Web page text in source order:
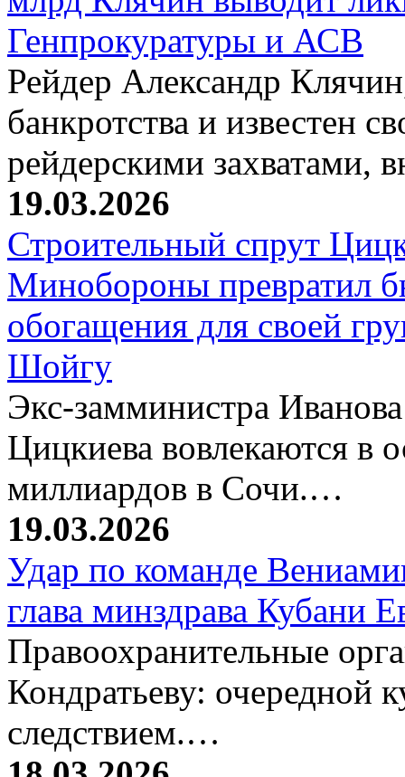
Генпрокуратуры и АСВ
Рейдер Александр
банкротства и известен
рейдерскими захватами,
19.03.2026
Строительный спрут
Минобороны превратил
обогащения для своей
Шойгу
Экс-замминистра
Цицкиева вовлекаются в
миллиардов в Сочи.…
19.03.2026
Удар по команде
глава минздрава Кубани
Правоохранительные
Кондратьеву: очередной
следствием.…